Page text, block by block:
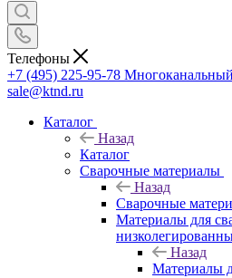
Телефоны
+7 (495) 225-95-78 Многоканальный
sale@ktnd.ru
Каталог
Назад
Каталог
Сварочные материалы
Назад
Сварочные
Материалы для
Назад
Материалы